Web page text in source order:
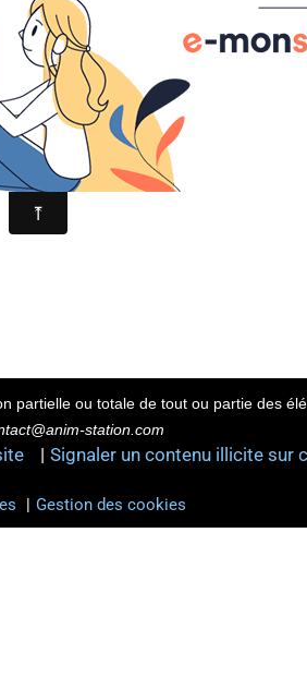
MERCI !
partielle ou totale de tout ou partie des
station.com
Signaler un contenu illicite sur
Gestion des cookies